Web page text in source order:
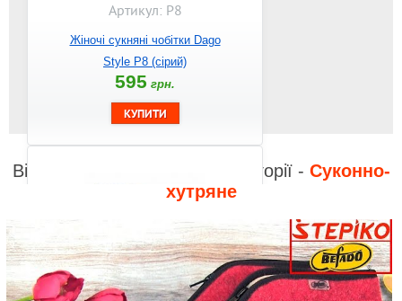
Артикул: P8
Жіночі сукняні чобітки Dago
Style P8 (сірий)
595 грн.
Відео до інших товарів з категорії - Суконно-
хутряне